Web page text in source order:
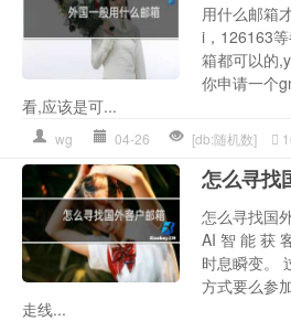
用什么邮箱
i，126163
箱都可以的
你申请一个
看,应该是可...
wg 04-26 [db:随机数]
怎么寻找
怎么寻找国
AI 智 能 获
时息瞬变。
方式要么参
走线...